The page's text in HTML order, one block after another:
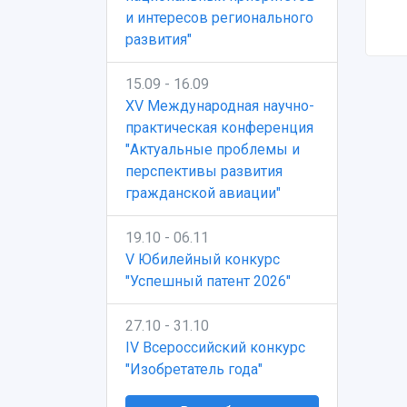
и интересов регионального
развития"
15.09 - 16.09
XV Международная научно-
практическая конференция
"Актуальные проблемы и
перспективы развития
гражданской авиации"
19.10 - 06.11
V Юбилейный конкурс
"Успешный патент 2026"
27.10 - 31.10
IV Всероссийский конкурс
"Изобретатель года"